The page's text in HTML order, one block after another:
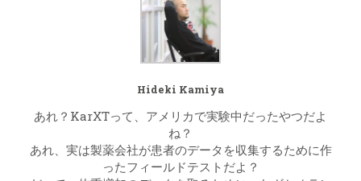
Hideki Kamiya
あれ？KarXTって、アメリカで実験中だったやつだよ
ね？
あれ、実は製薬会社が患者のデータを収集するために作
ったフィールドテストだよ？